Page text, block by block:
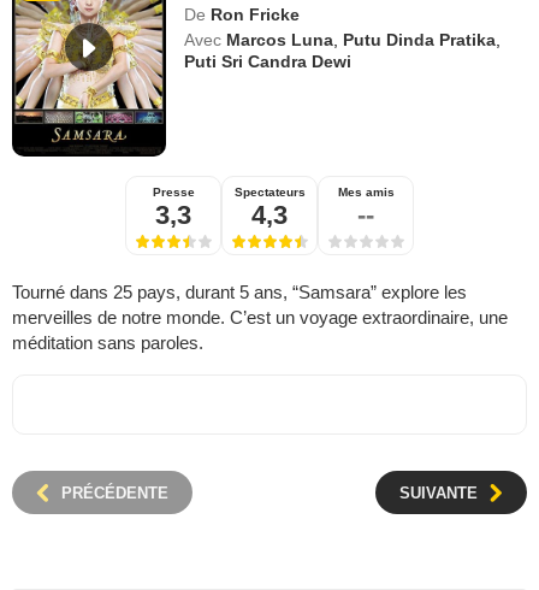
De Ron Fricke
Avec Marcos Luna Putu Dinda Pratika
Puti Sri Candra Dewi
Presse
3,3
Spectateurs
4,3
Mes amis
--
Tourné dans 25 pays, durant 5 ans, “Samsara” explore les
merveilles de notre monde. C’est un voyage extraordinaire, une
méditation sans paroles.
PRÉCÉDENTE SUIVANTE